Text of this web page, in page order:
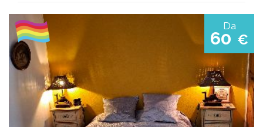
Da
60 €